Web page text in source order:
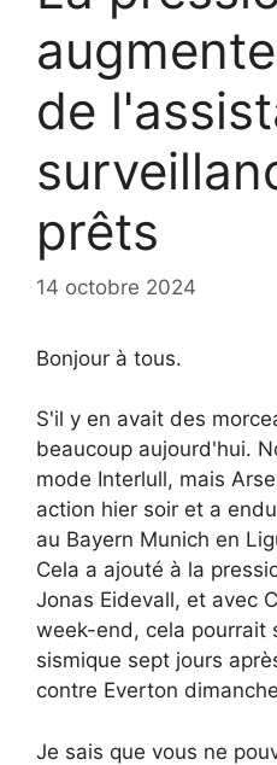
de
prêts
14 octobre 2024
Bonjour à tous.
S'il y en avait des
beaucoup aujourd'hui.
mode Interlull, mais
action hier soir et a
au Bayern Munich en
Cela a ajouté à la
Jonas Eidevall, et avec
week-end, cela pourrait
sismique sept jours
contre Everton
Je sais que vous ne